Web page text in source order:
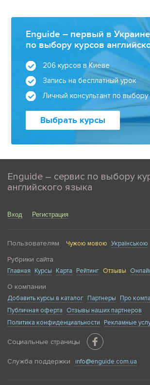
Enguide – первый в
по выбору курсов
206 курсов в Киеве
Запись на бесплатный урок
Личный консультант по выбору
Выбрать курсы
Enguide – сервис по выбору
английского языка
Вход Регистрация
Пользователям Чужою мовою Українською
Рубрики сайта
Главная Курсы Карта Рейтинг Отзывы
О компании
Добавить курсы в каталог Партнеры
Про
Публичная оферта
Отзывы наших партнеров
Политика конфиденциальности
Рекламные
Социальные страницы
Служба поддержки info@enguide.com.ua